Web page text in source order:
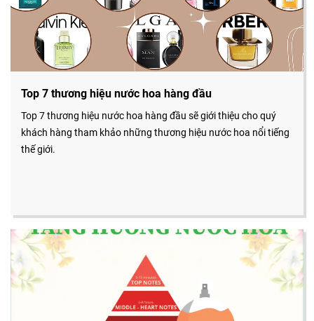
Top 7 thương hiệu nước hoa hàng đầu
Top 7 thương hiệu nước hoa hàng đầu sẽ giới thiệu cho quý
khách hàng tham khảo những thương hiệu nước hoa nổi tiếng
thế giới.